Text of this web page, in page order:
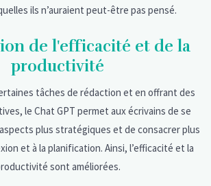
ils n’auraient peut-être pas pensé.
de l'efficacité et de la
productivité
tâches de rédaction et en offrant des
le Chat GPT permet aux écrivains de se
plus stratégiques et de consacrer plus
et à la planification. Ainsi, l’efficacité et la
sont améliorées.